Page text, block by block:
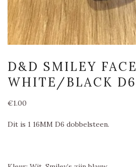
D&D SMILEY FACE
WHITE/BLACK D6
€1.00
Dit is 1 16MM D6 dobbelsteen.